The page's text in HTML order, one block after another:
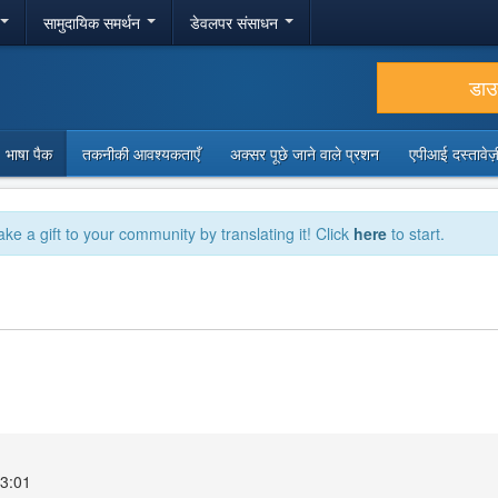
सामुदायिक समर्थन डेवलपर संसाधन
भाषा पैक तकनीकी आवश्यकताएँ अक्सर पूछे जाने वाले प्रशन एपीआई
a gift to your community by translating it! Click here to start.